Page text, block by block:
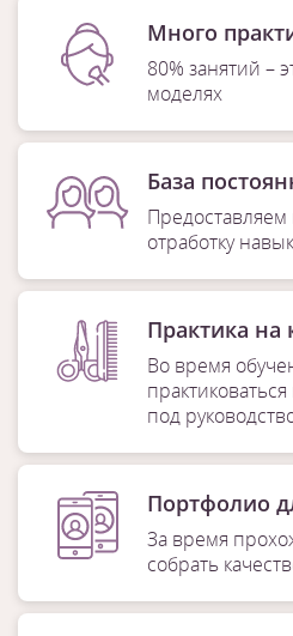
Много
80% занятий –
моделях
База
отработку
Практика на
Во время
под
Портфолио
За время
собрать